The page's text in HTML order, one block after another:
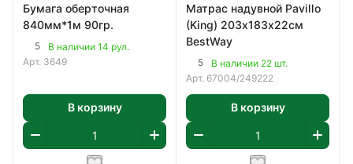
Бумага оберточная
840мм*1м 90гр.
5
В наличии 14 рул.
Арт. 3649
В корзину
Матрас надувной Pavillo
(King) 203х183х22см
BestWay
5
В наличии 22 шт.
Арт. 67004/249222
В корзину